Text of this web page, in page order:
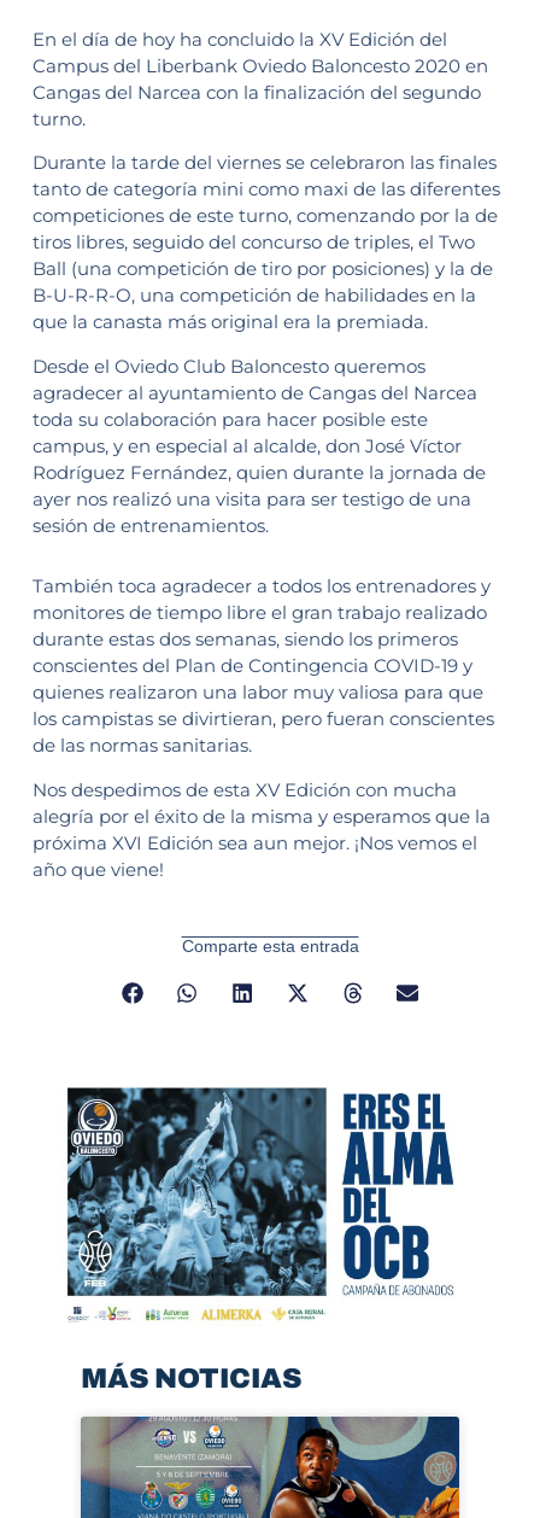
En el día de hoy ha concluido la XV Edición del
Campus del Liberbank Oviedo Baloncesto 2020 en
Cangas del Narcea con la finalización del segundo
turno.
Durante la tarde del viernes se celebraron las finales
tanto de categoría mini como maxi de las diferentes
competiciones de este turno, comenzando por la de
tiros libres, seguido del concurso de triples, el Two
Ball (una competición de tiro por posiciones) y la de
B-U-R-R-O, una competición de habilidades en la
que la canasta más original era la premiada.
Desde el Oviedo Club Baloncesto queremos
agradecer al ayuntamiento de Cangas del Narcea
toda su colaboración para hacer posible este
campus, y en especial al alcalde, don José Víctor
Rodríguez Fernández, quien durante la jornada de
ayer nos realizó una visita para ser testigo de una
sesión de entrenamientos.
También toca agradecer a todos los entrenadores y
monitores de tiempo libre el gran trabajo realizado
durante estas dos semanas, siendo los primeros
conscientes del Plan de Contingencia COVID-19 y
quienes realizaron una labor muy valiosa para que
los campistas se divirtieran, pero fueran conscientes
de las normas sanitarias.
Nos despedimos de esta XV Edición con mucha
alegría por el éxito de la misma y esperamos que la
próxima XVI Edición sea aun mejor. ¡Nos vemos el
año que viene!
Comparte esta entrada
MÁS NOTICIAS